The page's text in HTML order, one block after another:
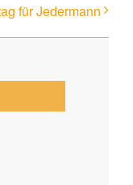
für Jedermann